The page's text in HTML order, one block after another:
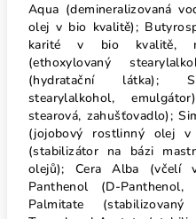
Aqua (demineralizovaná
olej v bio kvalitě);
karité v bio kvalitě,
(ethoxylovaný
(hydratační látka);
stearylalkohol,
stearová, zahušťovadlo);
(jojobový rostlinný olej
(stabilizátor na bázi
olejů); Cera Alba (včelí
Panthenol (D-
Palmitate